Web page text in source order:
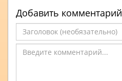
Добавить комментарий